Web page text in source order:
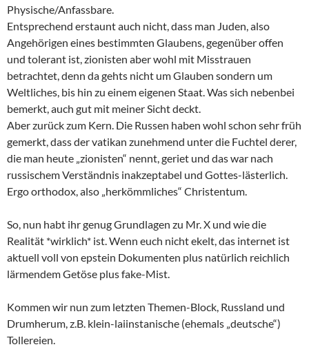
Physische/Anfassbare.
Entsprechend erstaunt auch nicht, dass man Juden, also
Angehörigen eines bestimmten Glaubens, gegenüber offen
und tolerant ist, zionisten aber wohl mit Misstrauen
betrachtet, denn da gehts nicht um Glauben sondern um
Weltliches, bis hin zu einem eigenen Staat. Was sich nebenbei
bemerkt, auch gut mit meiner Sicht deckt.
Aber zurück zum Kern. Die Russen haben wohl schon sehr früh
gemerkt, dass der vatikan zunehmend unter die Fuchtel derer,
die man heute „zionisten“ nennt, geriet und das war nach
russischem Verständnis inakzeptabel und Gottes-lästerlich.
Ergo orthodox, also „herkömmliches“ Christentum.
So, nun habt ihr genug Grundlagen zu Mr. X und wie die
Realität *wirklich* ist. Wenn euch nicht ekelt, das internet ist
aktuell voll von epstein Dokumenten plus natürlich reichlich
lärmendem Getöse plus fake-Mist.
Kommen wir nun zum letzten Themen-Block, Russland und
Drumherum, z.B. klein-laiinstanische (ehemals „deutsche“)
Tollereien.